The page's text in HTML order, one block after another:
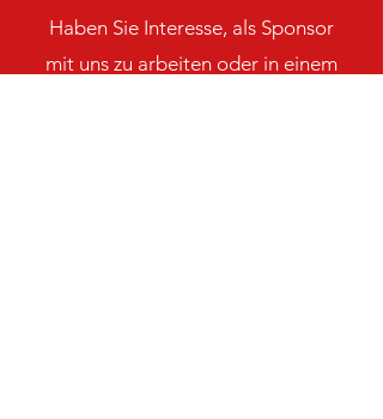
Haben Sie Interesse, als Sponsor
mit uns zu arbeiten oder in einem